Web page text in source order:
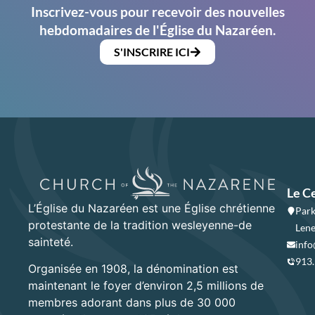
Inscrivez-vous pour recevoir des nouvelles
hebdomadaires de l'Église du Nazaréen.
S'INSCRIRE ICI
L’Église du Nazaréen est une Église chrétienne
protestante de la tradition wesleyenne-de
sainteté.
Organisée en 1908, la dénomination est
maintenant le foyer d’environ 2,5 millions de
membres adorant dans plus de 30 000
Le